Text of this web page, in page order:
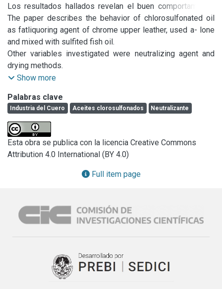
Los resultados hallados revelan el buen comportamiento
del aceite clorosulfonado, en lo que respecta a importantes
propiedades del cuero semiterminado, y en particular
cuando es utilizado en mezcla con aceite sulfitado.
Asimismo, se arriba a interesantes conclusiones en cuanto
a la influencia que tienen sobre la distensión a la rotura de
flor, los agentes neutralizantes empleados y los sistemas
The paper describes the behavior of chlorosulfonated oil
as fatliquoring agent of chrome upper leather, used a- lone
and mixed with sulfited fish oil.
Other variables investigated were neutralizing agent and
drying methods.
Leather softness and grain distension are improved by
It is proved that leather properties, like grain distension and
two-dimensional stretch may be adjusted by the drying
methods, in the conditions of this work.
Leathers neutralizated with sodium pyrophosphate gave
higher water absorption.
Show more
Palabras clave
Industria del Cuero Aceites clorosulfonados Neutralizante
Esta obra se publica con la licencia Creative Commons
Attribution 4.0 International (BY 4.0)
Full item page